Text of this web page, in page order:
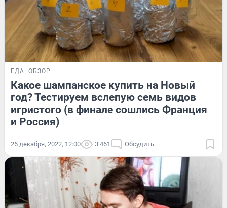
ЕДА ОБЗОР
Какое шампанское купить на Новый
год? Тестируем вслепую семь видов
игристого (в финале сошлись Франция
и Россия)
26 декабря, 2022, 12:00 3 461 Обсудить